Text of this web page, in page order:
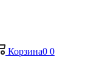
Корзина0 0